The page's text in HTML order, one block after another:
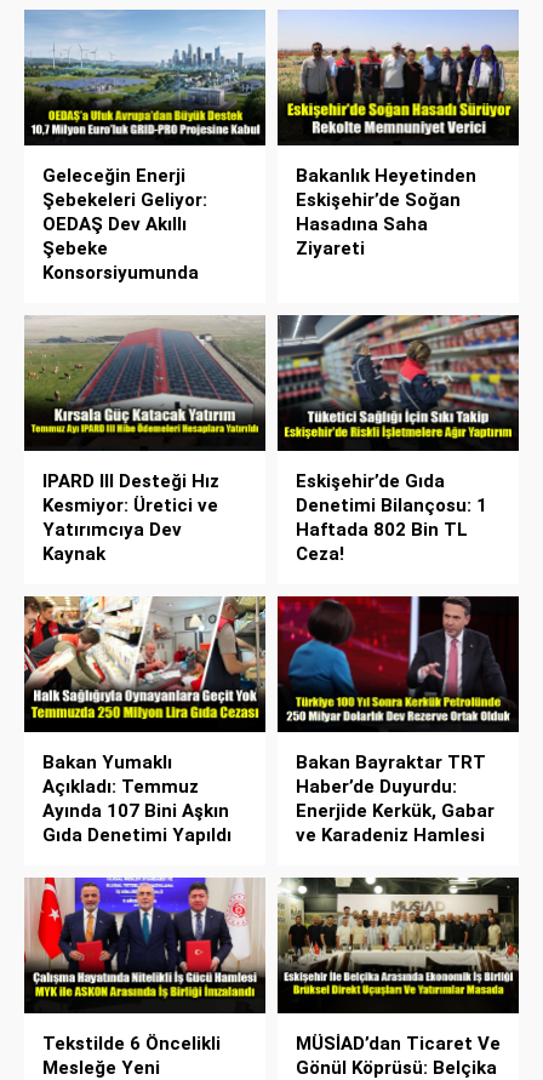
Geleceğin Enerji
Şebekeleri Geliyor:
OEDAŞ Dev Akıllı
Şebeke
Konsorsiyumunda
Bakanlık Heyetinden
Eskişehir’de Soğan
Hasadına Saha
Ziyareti
IPARD III Desteği Hız
Kesmiyor: Üretici ve
Yatırımcıya Dev
Kaynak
Eskişehir’de Gıda
Denetimi Bilançosu: 1
Haftada 802 Bin TL
Ceza!
Bakan Yumaklı
Açıkladı: Temmuz
Ayında 107 Bini Aşkın
Gıda Denetimi Yapıldı
Bakan Bayraktar TRT
Haber’de Duyurdu:
Enerjide Kerkük, Gabar
ve Karadeniz Hamlesi
Tekstilde 6 Öncelikli
Mesleğe Yeni
MÜSİAD’dan Ticaret Ve
Gönül Köprüsü: Belçika